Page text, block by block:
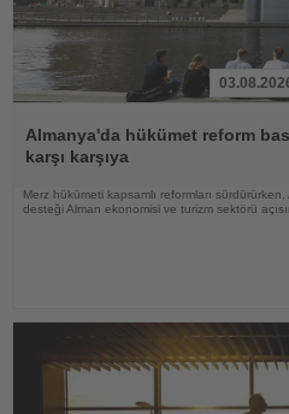
Oku
Almanya'da hükümet reform
karşı karşıya
Merz hükümeti kapsamlı reformları
desteği Alman ekonomisi ve turizm sektörü